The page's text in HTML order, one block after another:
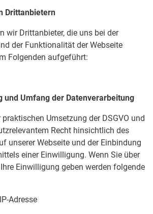
Drittanbietern
wir Drittanbieter, die uns bei der
der Funktionalität der Webseite
Folgenden aufgeführt:
und Umfang der Datenverarbeitung
Umsetzung der DSGVO und
Recht hinsichtlich des
unserer Webseite und der Einbindung
einer Einwilligung. Wenn Sie über
Einwilligung geben werden folgende
Adresse